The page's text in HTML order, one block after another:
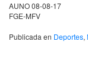
AUNO08-08-17
FGE-MFV
Publicada en Deportes,